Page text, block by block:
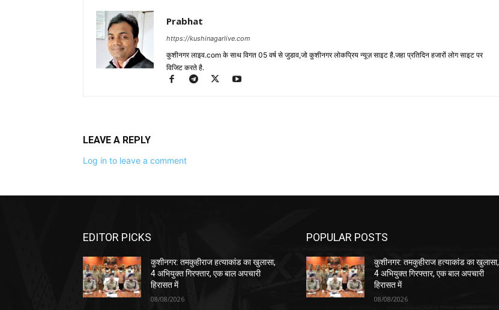
Prabhat
https://kushinagarlive.com
कुशीनगर लाइव.com के साथ विगत 05 वर्ष से जुडाव,जो कुशीनगर लोकप्रिय न्यूज़ साइट है.जहा प्रतिदिन हजारों लोग साइट पर
विजिट करते है.
LEAVE A REPLY
Log in to leave a comment
EDITOR PICKS
कुशीनगर: तमकुहीराज हत्याकांड का खुलासा,
4 अभियुक्त गिरफ्तार, एक बाल अपचारी
हिरासत में
08/08/2026
POPULAR POSTS
कुशीनगर: तमकुहीराज हत्याकांड का खुलासा,
4 अभियुक्त गिरफ्तार, एक बाल अपचारी
हिरासत में
08/08/2026